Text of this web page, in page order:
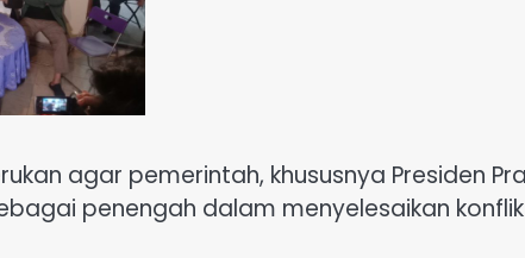
agar pemerintah, khususnya Presiden
penengah dalam menyelesaikan konflik